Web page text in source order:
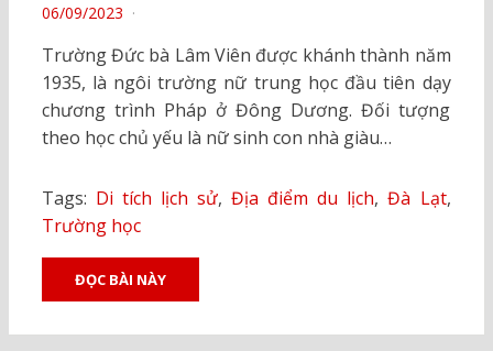
POSTED
06/09/2023
Trường Đức bà Lâm Viên được khánh thành năm
1935, là ngôi trường nữ trung học đầu tiên dạy
chương trình Pháp ở Đông Dương. Đối tượng
theo học chủ yếu là nữ sinh con nhà giàu…
Tags: Di tích lịch sử,Địa điểm du lịch,Đà Lạt,
Trường học
ĐỌC BÀI NÀY